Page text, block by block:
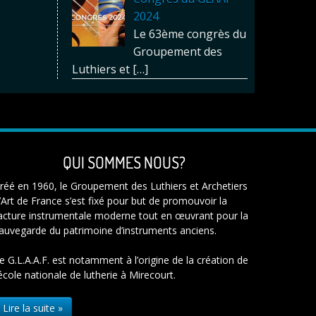
2024
Le 63ème congrès du
Groupement des
Luthiers et […]
QUI SOMMES NOUS?
en 1960, le Groupement des Luthiers et Archetiers
de France s’est fixé pour but de promouvoir la
instrumentale moderne tout en œuvrant pour la
du patrimoine d’instruments anciens.
G.L.A.A.F. est notamment à l’origine de la création de
nationale de lutherie à Mirecourt.
Lire la suite »